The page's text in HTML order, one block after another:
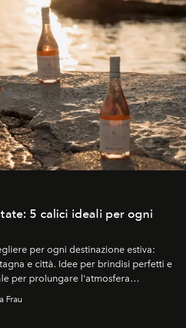
5 calici ideali per ogni
per ogni destinazione estiva:
e città. Idee per brindisi perfetti e
per prolungare l'atmosfera
Frau